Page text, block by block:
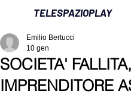
TELESPAZIOPLAY
SOCIETA' FALLITA,
IMPRENDITORE
Emilio Bertucci
10 gen